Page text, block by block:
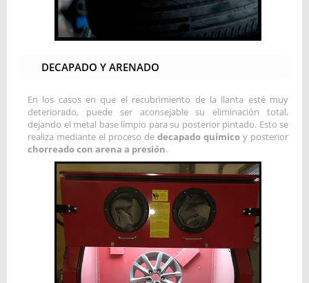
DECAPADO Y ARENADO
En los casos en que el recubrimiento de la llanta esté muy
deteriorado, puede ser aconsejable su eliminación total,
dejando el metal base limpio para su posterior pintado. Esto se
realiza mediante el proceso de decapado químico y posterior
chorreado con arena a presión.